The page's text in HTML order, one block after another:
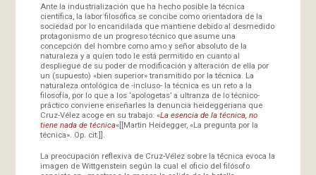
Ante la industrialización que ha hecho posible la técnica
científica, la labor filosófica se concibe como orientadora de la
sociedad por lo encandilada que mantiene debido al desmedido
protagonismo de un progreso técnico que asume una
concepción del hombre como amo y señor absoluto de la
naturaleza y a quien todo le está permitido en cuanto al
despliegue de su poder de modificación y alteración de ella por
un (supuesto) «bien superior» transmitido por la técnica. La
naturaleza ontológica de -incluso- la técnica es un reto a la
filosofía, por lo que a los ‘apologetas’ a ultranza de lo técnico-
práctico conviene enseñarles la denuncia heideggeriana que
Cruz-Vélez acoge en su trabajo: «La esencia de la técnica, no
tiene nada de técnica«[[Martin Heidegger, «La pregunta por la
técnica». Op. cit.]].
La preocupación reflexiva de Cruz-Vélez sobre la técnica evoca la
imagen de Wittgenstein según la cual el oficio del filósofo